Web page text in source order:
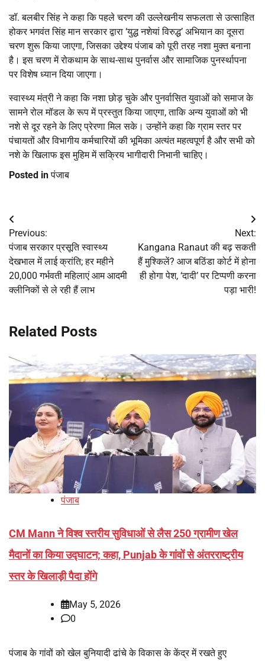
डॉ. बलबीर सिंह ने कहा कि पहले चरण की उल्लेखनीय सफलता से उत्साहित
होकर भगवंत सिंह मान सरकार द्वारा ‘युद्ध नशेयां विरुद्ध’ अभियान का दूसरा
चरण शुरू किया जाएगा, जिसका उद्देश्य पंजाब को पूरी तरह नशा मुक्त बनाना
है। इस चरण में रोकथाम के साथ-साथ पुनर्वास और सामाजिक पुनर्स्थापना
पर विशेष ध्यान दिया जाएगा।
स्वास्थ्य मंत्री ने कहा कि नशा छोड़ चुके और पुनर्वासित युवाओं को समाज के
सामने रोल मॉडल के रूप में प्रस्तुत किया जाएगा, ताकि अन्य युवाओं को भी
नशे से दूर रहने के लिए प्रेरणा मिल सके। उन्होंने कहा कि ग्राम स्तर पर
पंचायतों और विभागीय कर्मचारियों की भूमिका अत्यंत महत्वपूर्ण है और सभी को
नशे के खिलाफ इस मुहिम में सक्रिय भागीदारी निभानी चाहिए।
Posted inपंजाब
Post
navigation
Previous:
पंजाब सरकार प्रसूति स्वास्थ्य
देखभाल में लाई क्रांति; हर महीने
20,000 गर्भवती महिलाएं आम आदमी
क्लीनिकों से ले रही हैं लाभ
Next:
Kangana Ranaut की बढ़ सकती
हैं मुश्किलें? आज बठिंडा कोर्ट में होना
ही होगा पेश, ‘दादी’ पर टिप्पणी करना
पड़ा भारी!
Related Posts
पंजाब
CM Mann ने विश्व स्तरीय सुविधाओं से लैस 250 ग्रामीण खेल
मैदानों का किया उद्घाटन; कहा, Punjab के गांवों से अंतरराष्ट्रीय
स्तर के खिलाड़ी पैदा होंगे
May 5, 2026
0
पंजाब के गांवों को खेल बुनियादी ढांचे के विकास के केंद्र में रखते हुए